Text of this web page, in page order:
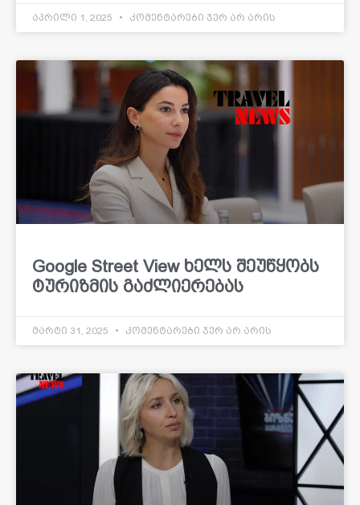
აპრილი 1, 2025 კომენტარები ჯერ არ არის
Google Street View ხელს შეუწყობს
ტურიზმის გაძლიერებას
მარტი 31, 2025 კომენტარები ჯერ არ არის